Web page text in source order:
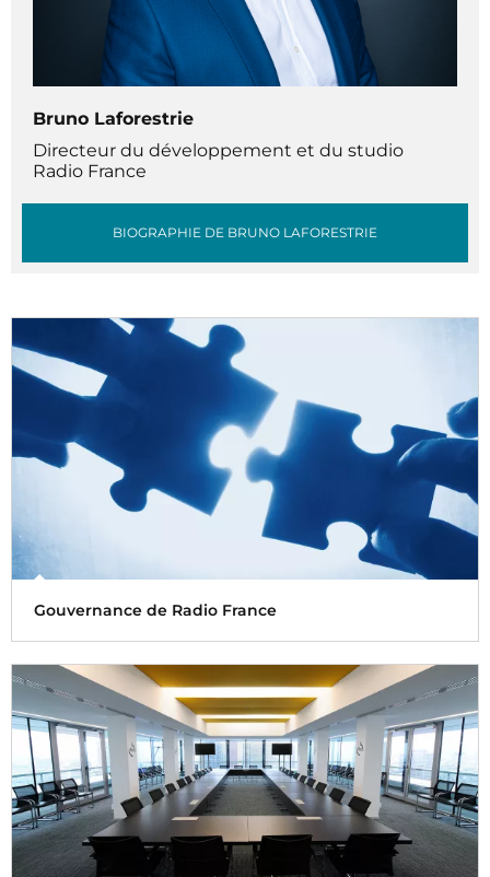
Bruno Laforestrie
Directeur du développement et du studio
Radio France
BIOGRAPHIE DE BRUNO LAFORESTRIE
Gouvernance de Radio France
La gouvernance regroupe le Comité Exécutif et le Comité
de direction et le Comité de direction Radio et Musique